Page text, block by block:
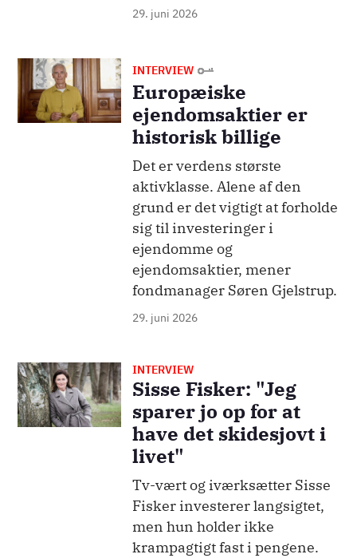
29. juni 2026
Billede INTERVIEW
Europæiske
ejendomsaktier er
historisk billige
Det er verdens største
aktivklasse. Alene af den
grund er det vigtigt at forholde
sig til investeringer i
ejendomme og
ejendomsaktier, mener
fondmanager Søren Gjelstrup.
29. juni 2026
Billede INTERVIEW
Sisse Fisker: "Jeg
sparer jo op for at
have det skidesjovt i
livet"
Tv-vært og iværksætter Sisse
Fisker investerer langsigtet,
men hun holder ikke
krampagtigt fast i pengene.